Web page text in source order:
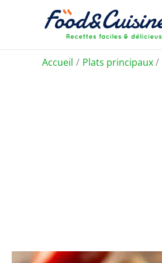
Accueil Plats principaux